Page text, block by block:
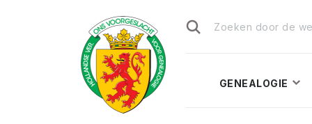
naar:
GENEALOGIE